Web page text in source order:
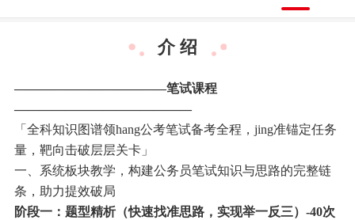
介 绍
————————————笔试课程
——————————————
「全科知识图谱领hang公考笔试备考全程，jing准锚定任务
量，靶向击破层层关卡」
一、系统板块教学，构建公务员笔试知识与思路的完整链
条，助力提效破局
阶段一：题型精析（快速找准思路，实现举一反三）-40次